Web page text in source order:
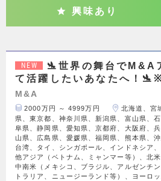
興味あり
NEW
🛬世界の舞台でM&A
て活躍したいあなたへ！
M&A
2000万円 ～ 4999万円
北海道、宮
県、東京都、神奈川県、新潟県、富山県、
阜県、静岡県、愛知県、京都府、大阪府、
山県、広島県、愛媛県、福岡県、熊本県、
台湾、タイ、シンガポール、インドネシア
他アジア（ベトナム、ミャンマー等）、北
中南米（メキシコ、ブラジル、アルゼンチ
トラリア、ニュージーランド等）、ヨーロ